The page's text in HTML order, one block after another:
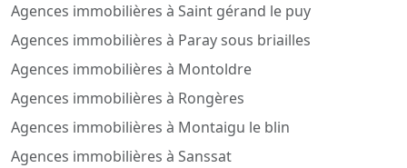
Agences immobilières à Saint gérand le puy
Agences immobilières à Paray sous briailles
Agences immobilières à Montoldre
Agences immobilières à Rongères
Agences immobilières à Montaigu le blin
Agences immobilières à Sanssat